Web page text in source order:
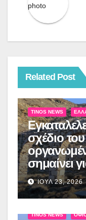
Related Post
TINOS NEWS
σχέδιο
σημαίνει
ΙΟΎΛ 23, 2026
TINOS NEWS